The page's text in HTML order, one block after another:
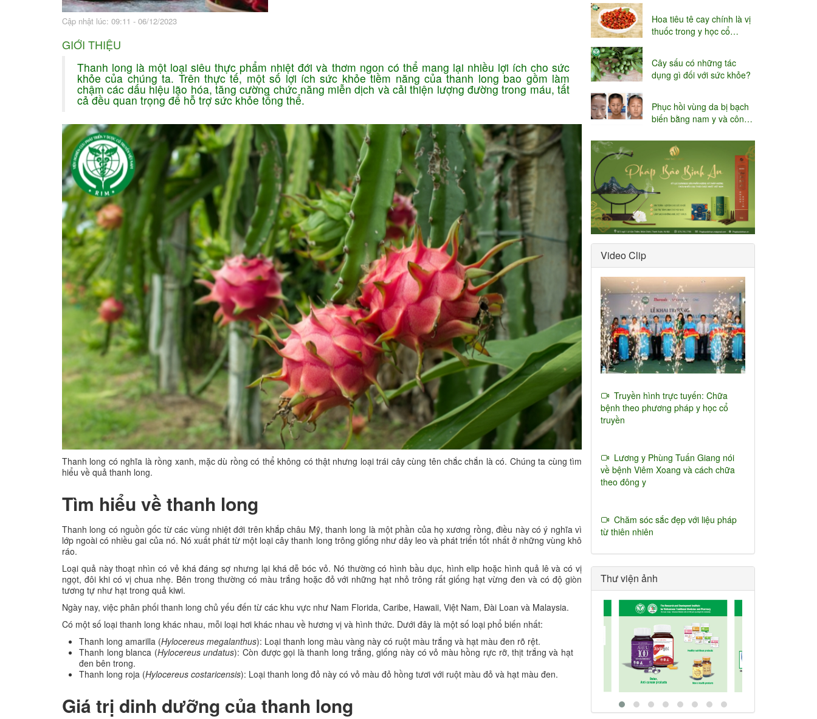
Cập nhật lúc: 09:11 - 06/12/2023
GIỚI THIỆU
Thanh long là một loại siêu thực phẩm nhiệt đới và thơm ngon có thể mang lại nhiều lợi ích cho sức
khỏe của chúng ta. Trên thực tế, một số lợi ích sức khỏe tiềm năng của thanh long bao gồm làm
chậm các dấu hiệu lão hóa, tăng cường chức năng miễn dịch và cải thiện lượng đường trong máu, tất
cả đều quan trọng để hỗ trợ sức khỏe tổng thể.
Thanh long có nghĩa là rồng xanh, mặc dù rồng có thể không có thật nhưng loại trái cây cùng tên chắc chắn là có. Chúng ta cùng tìm
hiểu về quả thanh long.
Tìm hiểu về thanh long
Thanh long có nguồn gốc từ các vùng nhiệt đới trên khắp châu Mỹ, thanh long là một phần của họ xương rồng, điều này có ý nghĩa vì
lớp ngoài có nhiều gai của nó. Nó xuất phát từ một loại cây thanh long trông giống như dây leo và phát triển tốt nhất ở những vùng khô
ráo.
Loại quả này thoạt nhìn có vẻ khá đáng sợ nhưng lại khá dễ bóc vỏ. Nó thường có hình bầu dục, hình elip hoặc hình quả lê và có vị
ngọt, đôi khi có vị chua nhẹ. Bên trong thường có màu trắng hoặc đỏ với những hạt nhỏ trông rất giống hạt vừng đen và có độ giòn
tương tự như hạt trong quả kiwi.
Ngày nay, việc phân phối thanh long chủ yếu đến từ các khu vực như Nam Florida, Caribe, Hawaii, Việt Nam, Đài Loan và Malaysia.
Có một số loại thanh long khác nhau, mỗi loại hơi khác nhau về hương vị và hình thức. Dưới đây là một số loại phổ biến nhất:
Thanh long amarilla (Hylocereus megalanthus): Loại thanh long màu vàng này có ruột màu trắng và hạt màu đen rõ rệt.
Thanh long blanca (Hylocereus undatus): Còn được gọi là thanh long trắng, giống này có vỏ màu hồng rực rỡ, thịt trắng và hạt
đen bên trong.
Thanh long roja (Hylocereus costaricensis): Loại thanh long đỏ này có vỏ màu đỏ hồng tươi với ruột màu đỏ và hạt màu đen.
Giá trị dinh dưỡng của thanh long
Hoa tiêu tê cay chính là vị
thuốc trong y học cổ
Cây sấu có những tác
dụng gì đối với sức khỏe?
Phục hồi vùng da bị bạch
biến bằng nam y và công
Video Clip
Truyền hình trực tuyến: Chữa
bệnh theo phương pháp y học cổ
truyền
Lương y Phùng Tuấn Giang nói
về bệnh Viêm Xoang và cách chữa
theo đông y
Chăm sóc sắc đẹp với liệu pháp
từ thiên nhiên
Thư viện ảnh